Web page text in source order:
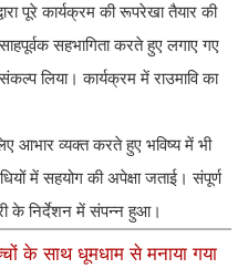
पूरे कार्यक्रम की रूपरेखा तैयार की
सहभागिता करते हुए लगाए गए
लिया। कार्यक्रम में राउमावि का
आभार व्यक्त करते हुए भविष्य में भी
में सहयोग की अपेक्षा जताई। संपूर्ण
के निर्देशन में संपन्न हुआ।
के साथ धूमधाम से मनाया गया